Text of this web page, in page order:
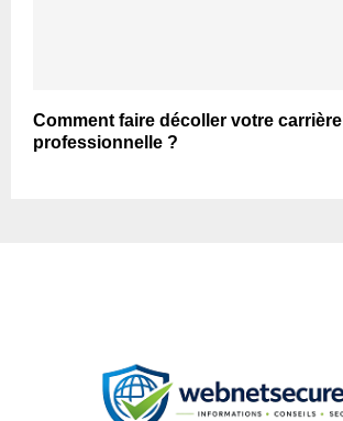
Comment faire décoller votre carrière
professionnelle ?